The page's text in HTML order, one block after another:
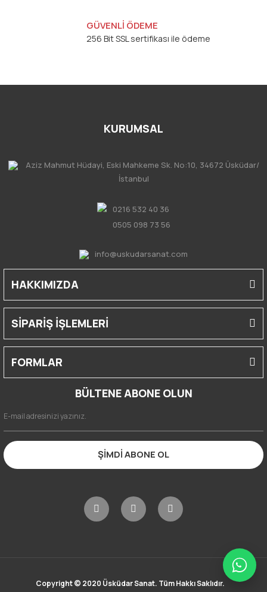
GÜVENLİ ÖDEME
256 Bit SSL sertifikası ile ödeme
KURUMSAL
Aziz Mahmut Hüdayi, Eski Mahkeme Sk. No:10, 34672 Üsküdar/
İstanbul
0216 532 40 36
0505 098 73 56
info@uskudarsanat.com
HAKKIMIZDA
SİPARİŞ İŞLEMLERİ
FORMLAR
BÜLTENE ABONE OLUN
ŞİMDİ ABONE OL
Copyright © 2020 Üsküdar Sanat. Tüm Hakkı Saklıdır.